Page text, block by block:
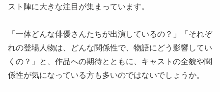
スト陣に大きな注目が集まっています。
「一体どんな俳優さんたちが出演しているの？」「それぞ
れの登場人物は、どんな関係性で、物語にどう影響してい
くの？」と、作品への期待とともに、キャストの全貌や関
係性が気になっている方も多いのではないでしょうか。